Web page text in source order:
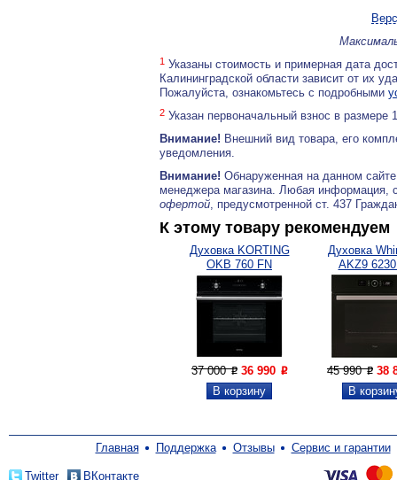
1 Указаны стоимость и примерная дата
Калининградской области зависит от их
Пожалуйста, ознакомьтесь с подробными
2 Указан первоначальный взнос в
Внимание! Внешний вид товара, его
уведомления.
Внимание! Обнаруженная на данном
менеджера магазина. Любая информация,
офертой, предусмотренной ст. 437
К этому товару рекомендуем
Духовка KORTING
OKB 760 FN
37 000P 36 990 P
Духовка
AKZ9
45 990P 38
Главная Поддержка Отзывы Сервис и гарантии
Twitter ВКонтакте